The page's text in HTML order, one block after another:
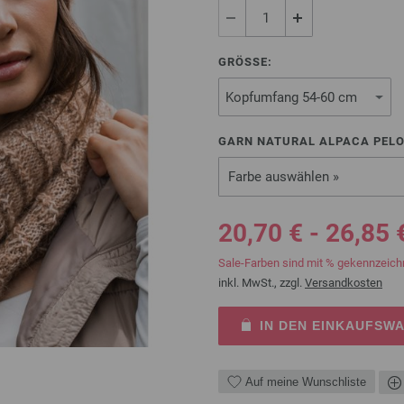
GRÖSSE:
GARN NATURAL ALPACA
Farbe auswählen »
20,70 € - 26,85
Sale-Farben sind mit %
inkl. MwSt., zzgl. Versandkosten
IN DEN
Auf meine Wunschliste